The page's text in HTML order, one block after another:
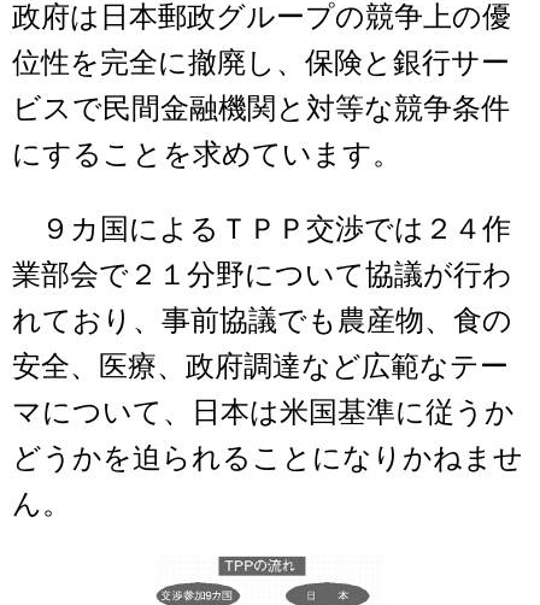
政府は日本郵政グループの競争上の優
位性を完全に撤廃し、保険と銀行サー
ビスで民間金融機関と対等な競争条件
にすることを求めています。
９カ国によるＴＰＰ交渉では２４作
業部会で２１分野について協議が行わ
れており、事前協議でも農産物、食の
安全、医療、政府調達など広範なテー
マについて、日本は米国基準に従うか
どうかを迫られることになりかねませ
ん。